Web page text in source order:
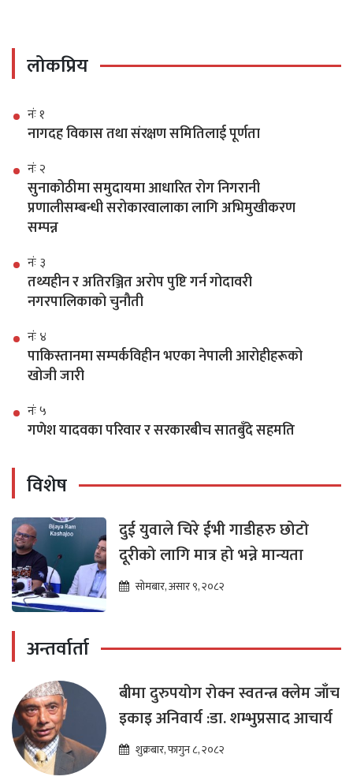
लोकप्रिय
नंः १
नागदह विकास तथा संरक्षण समितिलाई पूर्णता
नंः २
सुनाकोठीमा समुदायमा आधारित रोग निगरानी
प्रणालीसम्बन्धी सरोकारवालाका लागि अभिमुखीकरण
सम्पन्न
नंः ३
तथ्यहीन र अतिरञ्जित अरोप पुष्टि गर्न गोदावरी
नगरपालिकाको चुनौती
नंः ४
पाकिस्तानमा सम्पर्कविहीन भएका नेपाली आरोहीहरूको
खोजी जारी
नंः ५
गणेश यादवका परिवार र सरकारबीच सातबुँदे सहमति
विशेष
दुई युवाले चिरे ईभी गाडीहरु छोटो
दूरीको लागि मात्र हो भन्ने मान्यता
सोमबार, असार ९, २०८२
अन्तर्वार्ता
बीमा दुरुपयोग रोक्न स्वतन्त्र क्लेम जाँच
इकाइ अनिवार्य :डा. शम्भुप्रसाद आचार्य
शुक्रबार, फागुन ८, २०८२